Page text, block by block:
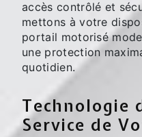
accès contrôlé et
mettons à votre
portail motorisé
une protection
quotidien.
Technologie
Service de